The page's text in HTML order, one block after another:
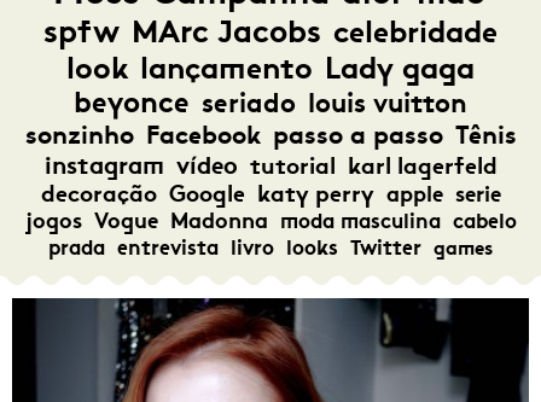
spfw MArc Jacobs celebridade
look lançamento Lady gaga
beyonce seriado louis vuitton
sonzinho Facebook passo a passo Tênis
instagram vídeo tutorial karl lagerfeld
decoração Google katy perry apple serie
jogos Vogue Madonna moda masculina cabelo
prada entrevista livro looks Twitter games